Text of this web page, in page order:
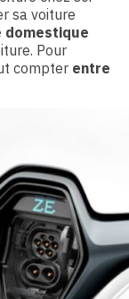
sa voiture
domestique
Pour
compter entre